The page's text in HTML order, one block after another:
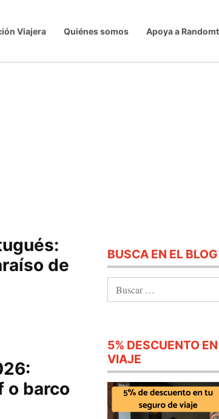
Viajera Quiénes somos Apoya a
de
o barco
BUSCA EN EL BLOG
5% DESCUENTO
VIAJE